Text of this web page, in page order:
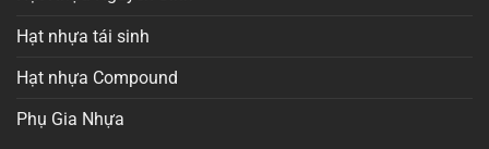
Hạt nhựa tái sinh
Hạt nhựa Compound
Phụ Gia Nhựa